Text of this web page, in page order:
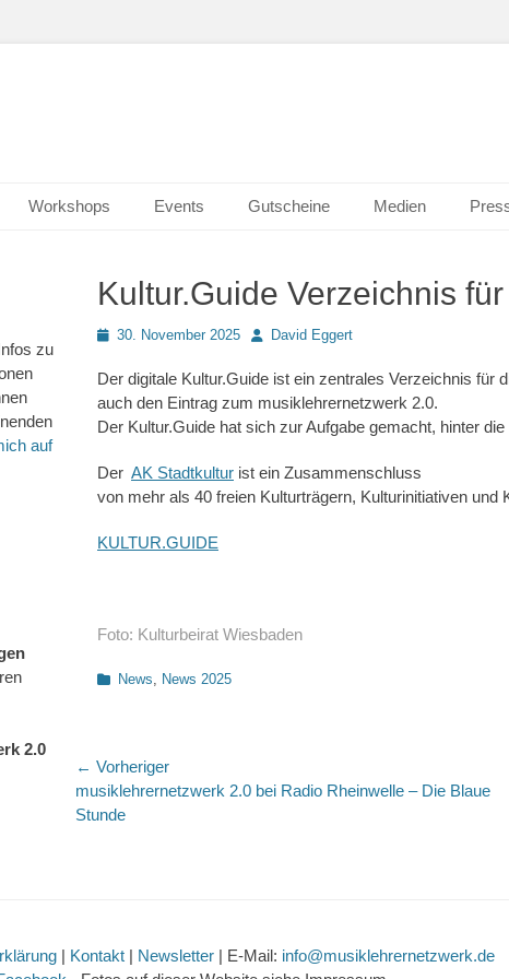
2.0
in Wiesbaden
Workshops Events Gutscheine Medien
Kultur.Guide Verzeichnis
Posted30. November 2025 AutorDavid Eggert
Der digitale Kultur.Guide ist ein zentrales Verzeichnis für
auch den Eintrag zum musiklehrernetzwerk 2.0.
Der Kultur.Guide hat sich zur Aufgabe gemacht, hinter
Der AK Stadtkultur ist ein Zusammenschluss
von mehr als 40 freien Kulturträgern, Kulturinitiativen und
KULTUR.GUIDE
Foto: Kulturbeirat Wiesbaden
Kategorien
News, News 2025
Beitragsnavigation
← Vorheriger
Vorheriger
Beitrag:
musiklehrernetzwerk 2.0 bei Radio Rheinwelle – Die Blaue
Stunde
zu
auf
2.0
| Kontakt | Newsletter | E-Mail: info@musiklehrernetzwerk.de